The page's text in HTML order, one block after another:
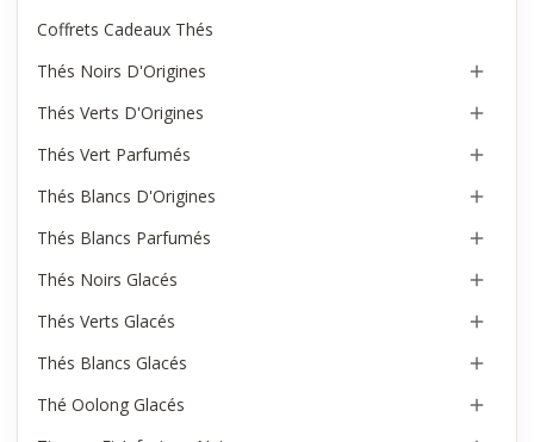
Coffrets Cadeaux Thés
Thés Noirs D'Origines

Thés Verts D'Origines 
Thés Vert Parfumés 
Thés Blancs D'Origines 
Thés Blancs Parfumés 
Thés Noirs Glacés 
Thés Verts Glacés 
Thés Blancs Glacés 
Thé Oolong Glacés 